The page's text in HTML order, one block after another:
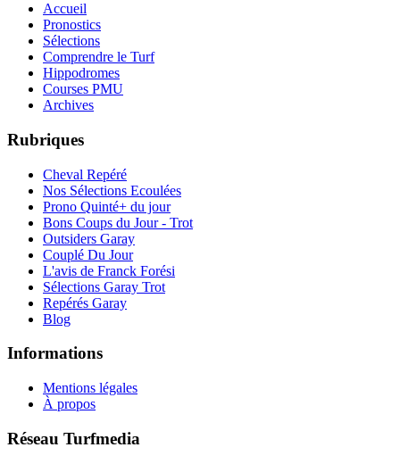
Accueil
Pronostics
Sélections
Comprendre le Turf
Hippodromes
Courses PMU
Archives
Rubriques
Cheval Repéré
Nos Sélections Ecoulées
Prono Quinté+ du jour
Bons Coups du Jour - Trot
Outsiders Garay
Couplé Du Jour
L'avis de Franck Forési
Sélections Garay Trot
Repérés Garay
Blog
Informations
Mentions légales
À propos
Réseau Turfmedia